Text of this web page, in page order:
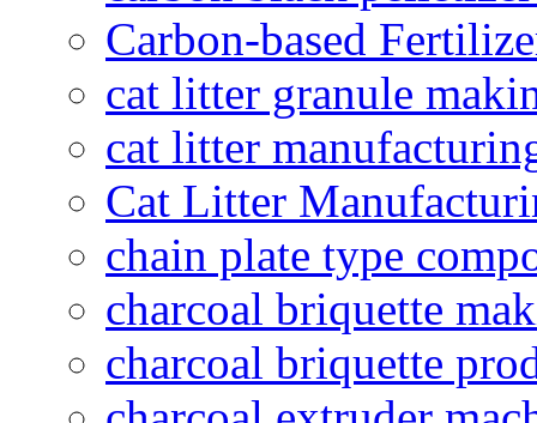
Carbon-based
cat litter granule
cat litter
Cat Litter
chain plate type
charcoal briquette
charcoal briquette